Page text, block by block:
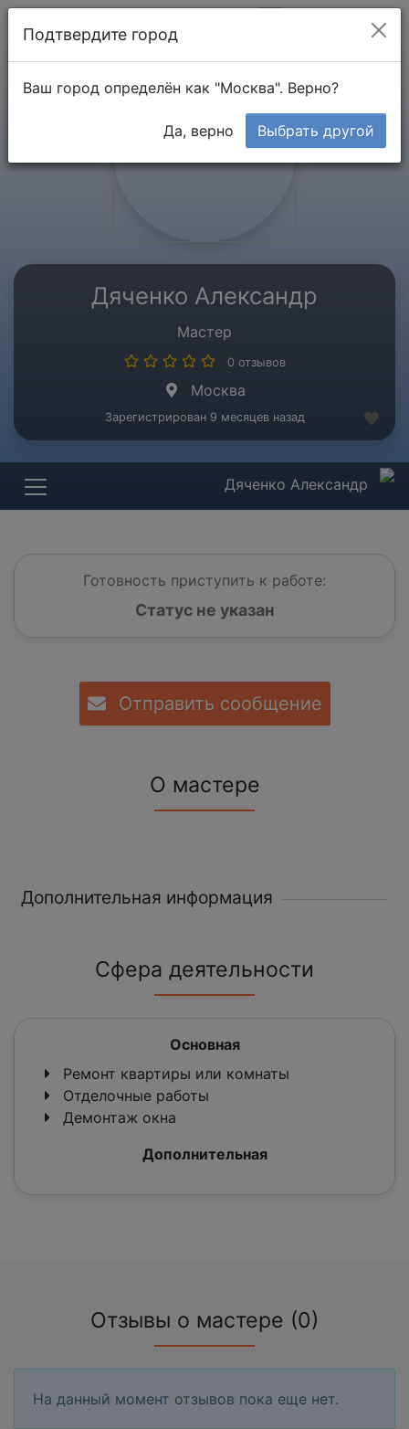
Дяченко Александр
Мастер
0 отзывов
Москва
Зарегистрирован 9 месяцев назад
Дяченко Александр
Готовность приступить к работе:
Статус не указан
Отправить сообщение
О мастере
Дополнительная информация
Сфера деятельности
Основная
Ремонт квартиры или комнаты
Отделочные работы
Демонтаж окна
Дополнительная
Отзывы о мастере (0)
На данный момент отзывов пока еще нет.
Подтвердите город
Ваш город определён как "Москва". Верно?
Да, верно Выбрать другой